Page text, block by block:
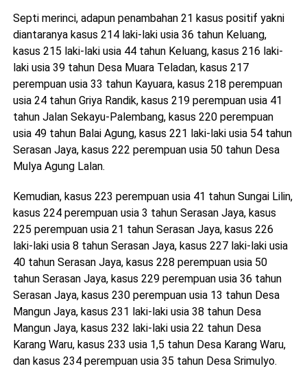
Septi merinci, adapun penambahan 21 kasus positif yakni
diantaranya kasus 214 laki-laki usia 36 tahun Keluang,
kasus 215 laki-laki usia 44 tahun Keluang, kasus 216 laki-
laki usia 39 tahun Desa Muara Teladan, kasus 217
perempuan usia 33 tahun Kayuara, kasus 218 perempuan
usia 24 tahun Griya Randik, kasus 219 perempuan usia 41
tahun Jalan Sekayu-Palembang, kasus 220 perempuan
usia 49 tahun Balai Agung, kasus 221 laki-laki usia 54 tahun
Serasan Jaya, kasus 222 perempuan usia 50 tahun Desa
Mulya Agung Lalan.
Kemudian, kasus 223 perempuan usia 41 tahun Sungai Lilin,
kasus 224 perempuan usia 3 tahun Serasan Jaya, kasus
225 perempuan usia 21 tahun Serasan Jaya, kasus 226
laki-laki usia 8 tahun Serasan Jaya, kasus 227 laki-laki usia
40 tahun Serasan Jaya, kasus 228 perempuan usia 50
tahun Serasan Jaya, kasus 229 perempuan usia 36 tahun
Serasan Jaya, kasus 230 perempuan usia 13 tahun Desa
Mangun Jaya, kasus 231 laki-laki usia 38 tahun Desa
Mangun Jaya, kasus 232 laki-laki usia 22 tahun Desa
Karang Waru, kasus 233 usia 1,5 tahun Desa Karang Waru,
dan kasus 234 perempuan usia 35 tahun Desa Srimulyo.